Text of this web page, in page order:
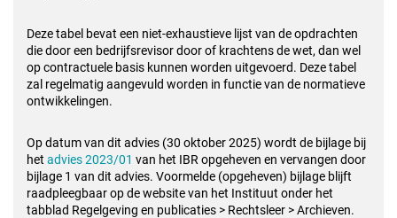
Deze tabel bevat een niet-exhaustieve lijst van de opdrachten
die door een bedrijfsrevisor door of krachtens de wet, dan wel
op contractuele basis kunnen worden uitgevoerd. Deze tabel
zal regelmatig aangevuld worden in functie van de normatieve
ontwikkelingen.
Op datum van dit advies (30 oktober 2025) wordt de bijlage bij
het advies 2023/01 van het IBR opgeheven en vervangen door
bijlage 1 van dit advies. Voormelde (opgeheven) bijlage blijft
raadpleegbaar op de website van het Instituut onder het
tabblad Regelgeving en publicaties > Rechtsleer > Archieven.